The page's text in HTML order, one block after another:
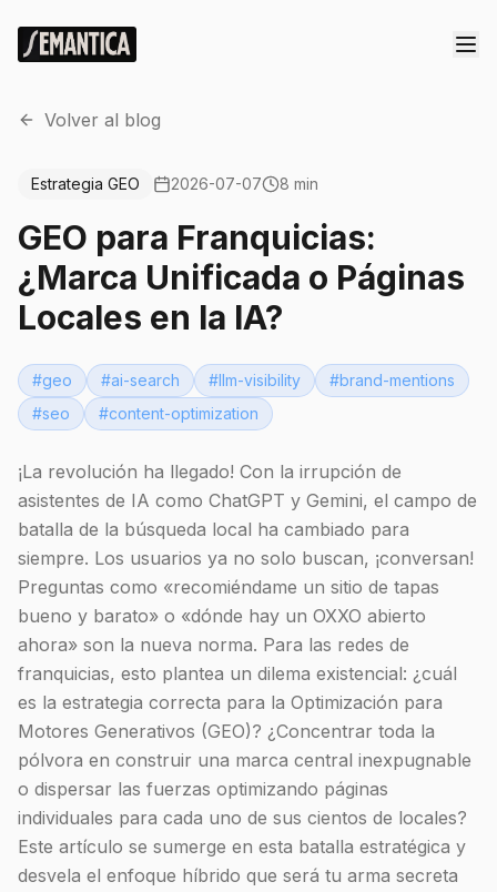
Volver al blog
Estrategia GEO 2026-07-07 8 min
GEO para Franquicias:
¿Marca Unificada o Páginas
Locales en la IA?
#geo #ai-search #llm-visibility #brand-mentions
#seo #content-optimization
¡La revolución ha llegado! Con la irrupción de
asistentes de IA como ChatGPT y Gemini, el campo de
batalla de la búsqueda local ha cambiado para
siempre. Los usuarios ya no solo buscan, ¡conversan!
Preguntas como «recomiéndame un sitio de tapas
bueno y barato» o «dónde hay un OXXO abierto
ahora» son la nueva norma. Para las redes de
franquicias, esto plantea un dilema existencial: ¿cuál
es la estrategia correcta para la Optimización para
Motores Generativos (GEO)? ¿Concentrar toda la
pólvora en construir una marca central inexpugnable
o dispersar las fuerzas optimizando páginas
individuales para cada uno de sus cientos de locales?
Este artículo se sumerge en esta batalla estratégica y
desvela el enfoque híbrido que será tu arma secreta